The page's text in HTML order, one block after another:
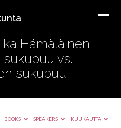
Hämäläinen
vs.
sukupuu
BOOKS SPEAKERS KUUKAUTTA